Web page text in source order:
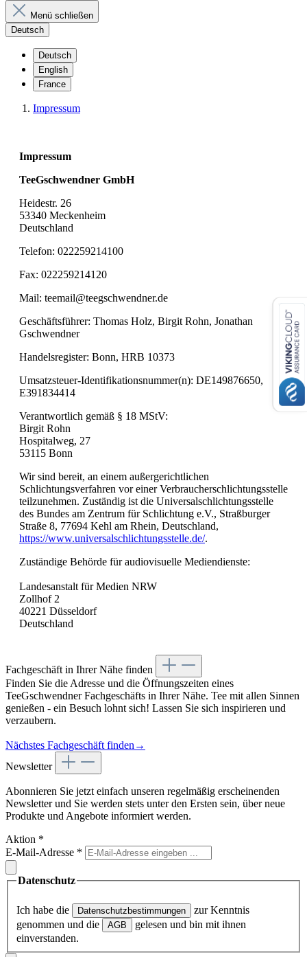
Menü schließen
Deutsch
Deutsch
English
France
Impressum
Impressum
TeeGschwendner GmbH
Heidestr. 26
53340 Meckenheim
Deutschland
Telefon: 022259214100
Fax: 022259214120
Mail: teemail@teegschwendner.de
Geschäftsführer: Thomas Holz, Birgit Rohn, Jonathan
Gschwendner
Handelsregister: Bonn, HRB 10373
Umsatzsteuer-Identifikationsnummer(n): DE149876650,
E391834414
Verantwortlich gemäß § 18 MStV:
Birgit Rohn
Hospitalweg, 27
53115 Bonn
Wir sind bereit, an einem außergerichtlichen
Schlichtungsverfahren vor einer Verbraucherschlichtungsstelle
teilzunehmen. Zuständig ist die Universalschlichtungsstelle
des Bundes am Zentrum für Schlichtung e.V., Straßburger
Straße 8, 77694 Kehl am Rhein, Deutschland,
https://www.universalschlichtungsstelle.de/.
Zuständige Behörde für audiovisuelle Mediendienste:
Landesanstalt für Medien NRW
Zollhof 2
40221 Düsseldorf
Deutschland
Fachgeschäft in Ihrer Nähe finden
Finden Sie die Adresse und die Öffnungszeiten eines
TeeGschwendner Fachgeschäfts in Ihrer Nähe. Tee mit allen Sinnen
genießen - ein Besuch lohnt sich! Lassen Sie sich inspirieren und
verzaubern.
Nächstes Fachgeschäft finden →
Newsletter
Abonnieren Sie jetzt einfach unseren regelmäßig erscheinenden
Newsletter und Sie werden stets unter den Ersten sein, über neue
Produkte und Angebote informiert werden.
Aktion *
E-Mail-Adresse *
Datenschutz
Ich habe die Datenschutzbestimmungen
zur Kenntnis
genommen und die
AGB
gelesen und bin mit ihnen
einverstanden.